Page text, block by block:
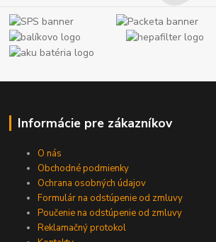
Informácie pre zákazníkov
O nás
Obchodné podmienky
Ochrana osobných údajov
Formulár na odstúpenie od zmluvy
Poučenie na odstúpenie od zmluvy
Reklamačný protokol